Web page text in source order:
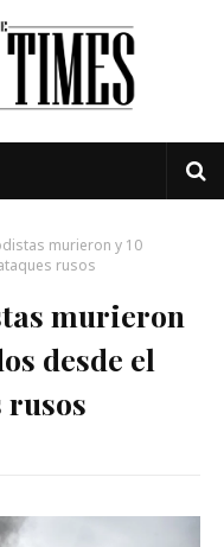
murieron y 10
rusos
murieron
desde el
rusos